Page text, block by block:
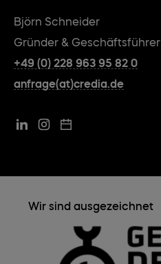
Björn Schneider
Gründer & Geschäftsführer
+49 (0) 228 963 95 82 0
anfrage(at)credia.de
Wir sind ausgezeichnet